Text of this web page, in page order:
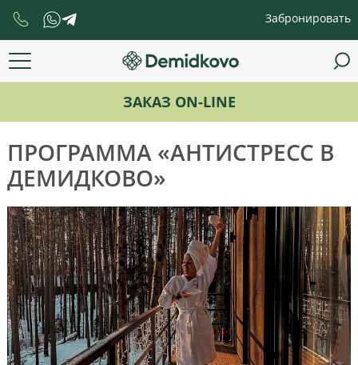
Забронировать
ЗАКАЗ ON-LINE
ПРОГРАММА «АНТИСТРЕСС В
ДЕМИДКОВО»